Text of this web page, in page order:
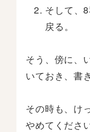
そして、
戻る。
そう、傍に、
いておき、書
その時も、け
やめてください